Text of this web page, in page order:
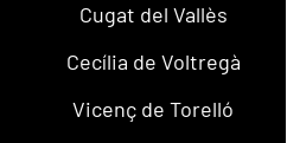
Cugat del Vallès
Cecília de Voltregà
Vicenç de Torelló